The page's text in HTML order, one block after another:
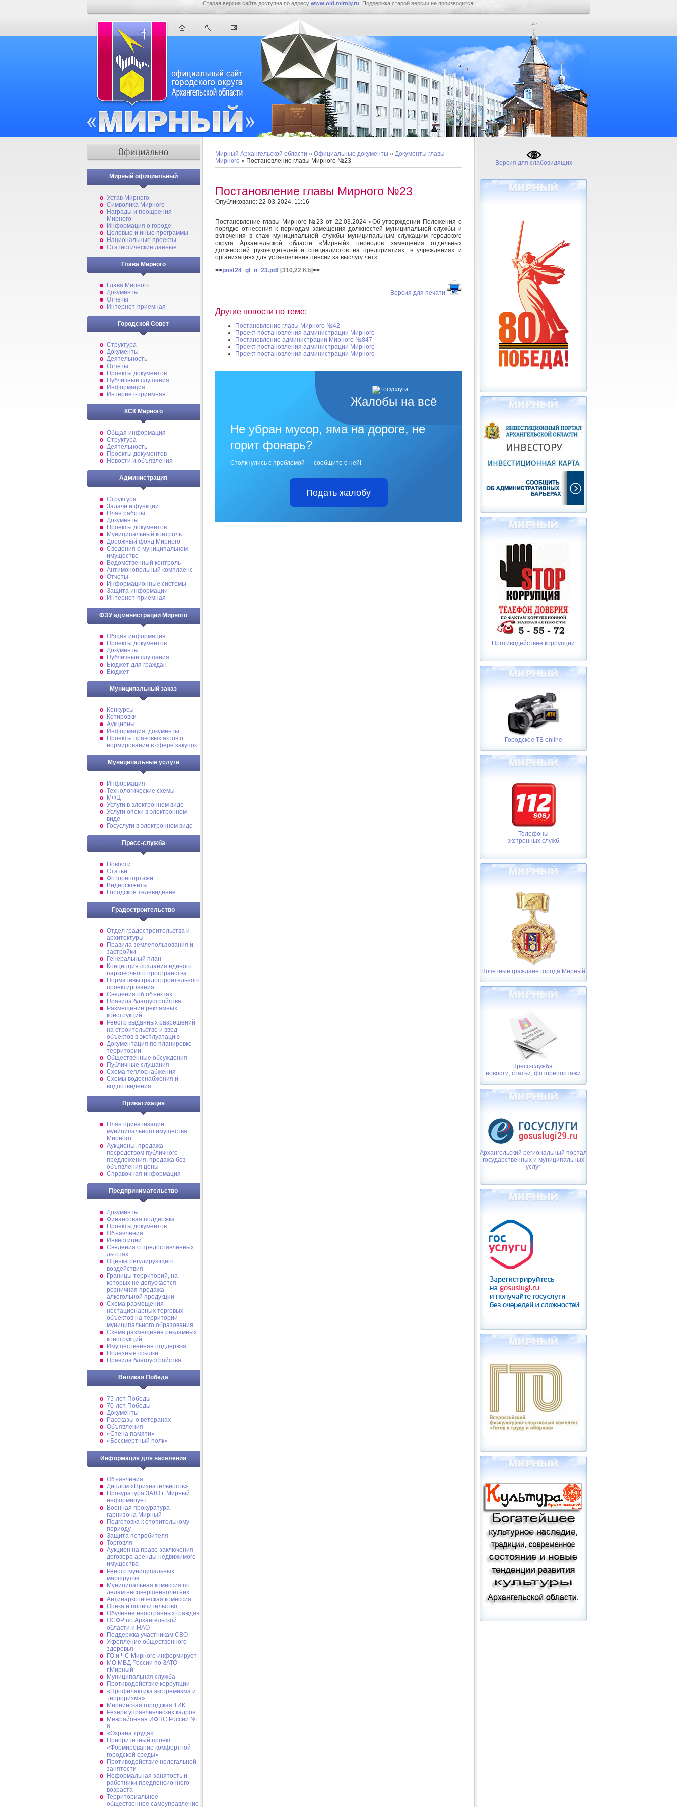
Старая версия сайта доступна по адресу www.old.mirniy.ru . Поддержка старой версии не производится.
Мирный официальный
Устав Мирного
Символика Мирного
Награды и поощрения
Мирного
Информация о городе
Целевые и иные программы
Национальные проекты
Статистические данные
Глава Мирного
Глава Мирного
Документы
Отчеты
Интернет-приемная
Городской Совет
Структура
Документы
Деятельность
Отчеты
Проекты документов
Публичные слушания
Информация
Интернет-приемная
КСК Мирного
Общая информация
Структура
Деятельность
Проекты документов
Новости и объявления
Администрация
Структура
Задачи и функции
План работы
Документы
Проекты документов
Муниципальный контроль
Дорожный фонд Мирного
Cведения о муниципальном
имуществе
Ведомственный контроль
Антимонопольный комплаенс
Отчеты
Информационные системы
Защита информации
Интернет-приемная
ФЭУ администрации Мирного
Общая информация
Проекты документов
Документы
Публичные слушания
Бюджет для граждан
Бюджет
Муниципальный заказ
Конкурсы
Котировки
Аукционы
Информация, документы
Проекты правовых актов о
нормировании в сфере закупок
Муниципальные услуги
Информация
Технологические схемы
МФЦ
Услуги в электронном виде
Услуги опеки в электронном
виде
Госуслуги в электронном виде
Пресс-служба
Новости
Статьи
Фоторепортажи
Видеосюжеты
Городское телевидение
Градостроительство
Отдел градостроительства и
архитектуры
Правила землепользования и
застройки
Генеральный план
Концепция создания единого
парковочного пространства
Нормативы градостроительного
проектирования
Сведения об объектах
Правила благоустройства
Размещение рекламных
конструкций
Реестр выданных разрешений
на строительство и ввод
объектов в эксплуатацию
Документация по планировке
территории
Общественные обсуждения
Публичные слушания
Схема теплоснабжения
Схемы водоснабжения и
водоотведения
Приватизация
План приватизации
муниципального имущества
Мирного
Аукционы, продажа
посредством публичного
предложения, продажа без
объявления цены
Справочная информация
Предпринимательство
Документы
Финансовая поддержка
Проекты документов
Объявления
Инвестиции
Сведения о предоставленных
льготах
Оценка регулирующего
воздействия
Границы территорий, на
которых не допускается
розничная продажа
алкогольной продукции
Схема размещения
нестационарных торговых
объектов на территории
муниципального образования
Схема размещения рекламных
конструкций
Имущественная поддержка
Полезные ссылки
Правила благоустройства
Великая Победа
75-лет Победы
70-лет Победы
Документы
Рассказы о ветеранах
Объявления
«Стена памяти»
«Бессмертный полк»
Информация для населения
Объявления
Диплом «Признательность»
Прокуратура ЗАТО г. Мирный
информирует
Военная прокуратура
гарнизона Мирный
Подготовка к отопительному
периоду
Защита потребителя
Торговля
Аукцион на право заключения
договора аренды недвижимого
имущества
Реестр муниципальных
маршрутов
Муниципальная комиссия по
делам несовершеннолетних
Антинаркотическая комиссия
Опека и попечительство
Обучение иностранных граждан
ОСФР по Архангельской
области и НАО
Поддержка участникам СВО
Укрепление общественного
здоровья
ГО и ЧС Мирного информирует
МО МВД России по ЗАТО
г.Мирный
Муниципальная cлужба
Противодействие коррупции
«Профилактика экстремизма и
терроризма»
Мирнинская городская ТИК
Резерв управленческих кадров
Межрайонная ИФНС России №
6
«Охрана труда»
Приоритетный проект
«Формирование комфортной
городской среды»
Противодействие нелегальной
занятости
Неформальная занятость и
работники предпенсионного
возраста
Территориальное
общественное самоуправление
Мирный Архангельской области » Официальные документы » Документы главы
Мирного » Постановление главы Мирного №23
Постановление главы Мирного №23
Опубликовано: 22-03-2024, 11:16
Постановление главы Мирного №23 от 22.03.2024 «Об утверждении Положения о
порядке отнесения к периодам замещения должностей муниципальной службы и
включения в стаж муниципальной службы муниципальным служащим городского
округа Архангельской области «Мирный» периодов замещения отдельных
должностей руководителей и специалистов на предприятиях, в учреждениях и
организациях для установления пенсии за выслугу лет»
>>post24_gl_n_23.pdf [310,22 Kb]<<
Версия для печати
Другие новости по теме:
Постановление главы Мирного №42
Проект постановления администрации Мирного
Постановление администрации Мирного №847
Проект постановления администрации Мирного
Проект постановления администрации Мирного
Жалобы на всё
Не убран мусор, яма на дороге, не
горит фонарь?
Столкнулись с проблемой — сообщите о ней!
Подать жалобу
Версия для слабовидящих
Противодействие коррупции
Городское ТВ online
Телефоны
экстренных служб
Почетные граждане города Мирный
Пресс-служба:
новости, статьи, фоторепортажи
Архангельский региональный портал
государственных и муниципальных
услуг